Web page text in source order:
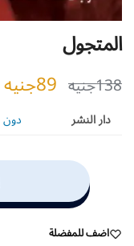
المتجول
138جنيه 89جنيه
دار النشر دون
اضف للمفضلة